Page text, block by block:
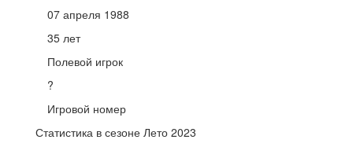
07 апреля 1988
35 лет
Полевой игрок
?
Игровой номер
Статистика в сезоне Лето 2023